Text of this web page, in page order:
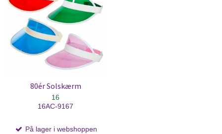
80ér Solskærm
16
16AC-9167
På lager i webshoppen